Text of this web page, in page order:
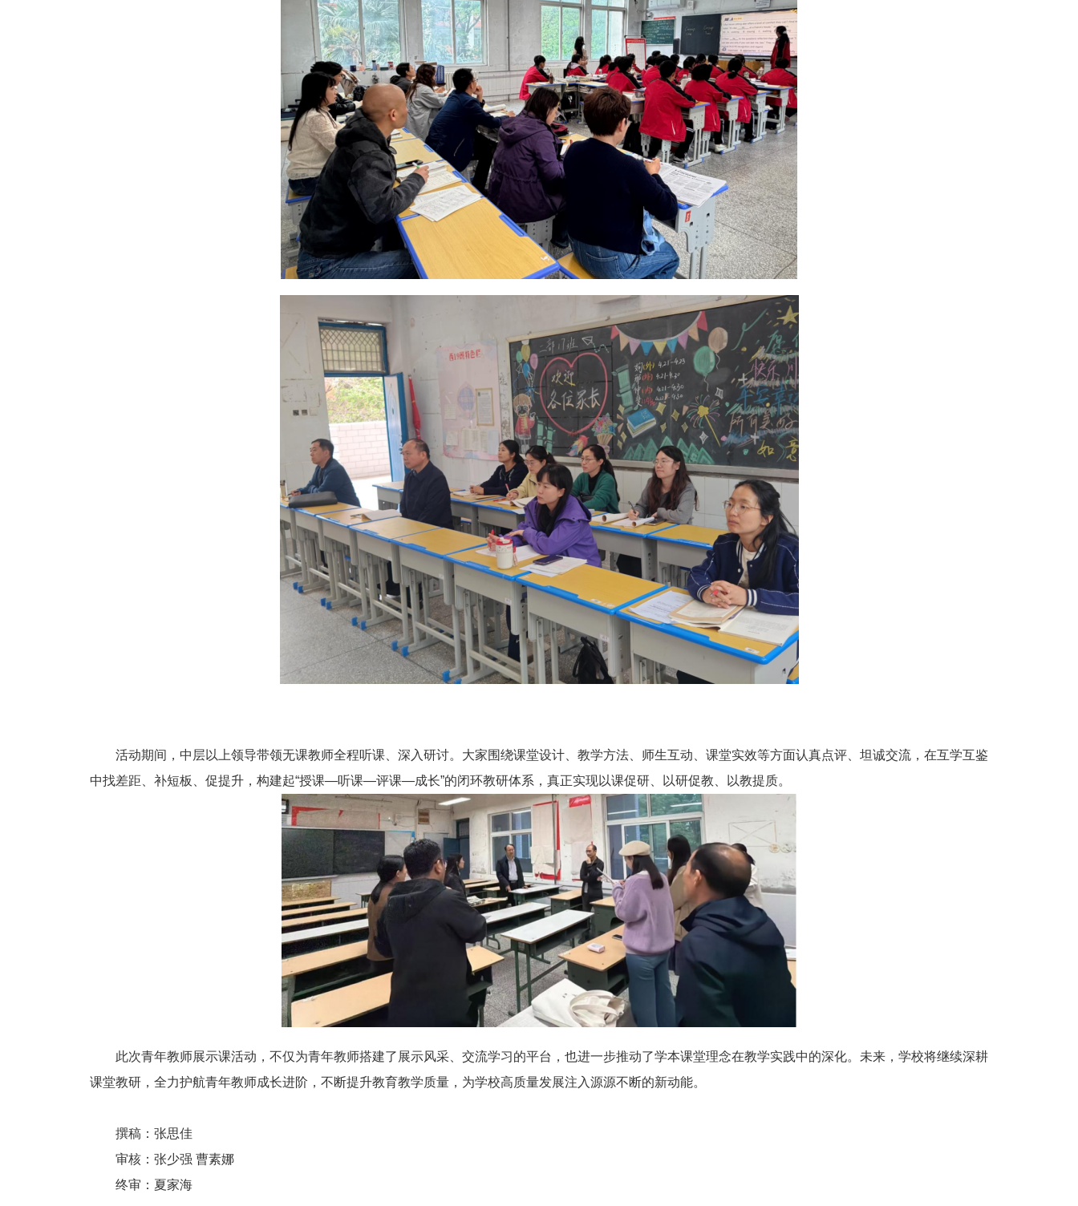
活动期间，中层以上领导带领无课教师全程听课、深入研讨。大家围绕课堂设计、教学方法、师生互动、课堂实效等方面认真点评、坦诚交流，在互学互鉴
中找差距、补短板、促提升，构建起“授课—听课—评课—成长”的闭环教研体系，真正实现以课促研、以研促教、以教提质。
此次青年教师展示课活动，不仅为青年教师搭建了展示风采、交流学习的平台，也进一步推动了学本课堂理念在教学实践中的深化。未来，学校将继续深耕
课堂教研，全力护航青年教师成长进阶，不断提升教育教学质量，为学校高质量发展注入源源不断的新动能。
撰稿：张思佳
审核：张少强 曹素娜
终审：夏家海